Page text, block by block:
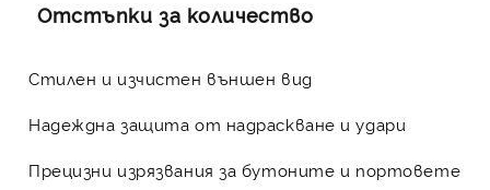
Отстъпки за количество
Стилен и изчистен външен вид
Надеждна защита от надраскване и удари
Прецизни изрязвания за бутоните и портовете